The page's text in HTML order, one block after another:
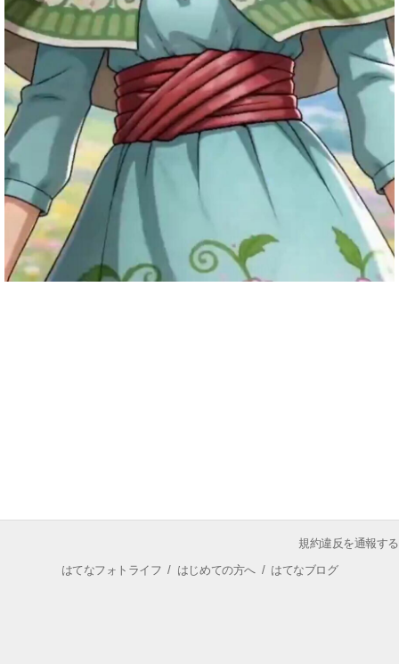
規約違反を通報する
はてなフォトライフ / はじめての方へ/ はてなブログ